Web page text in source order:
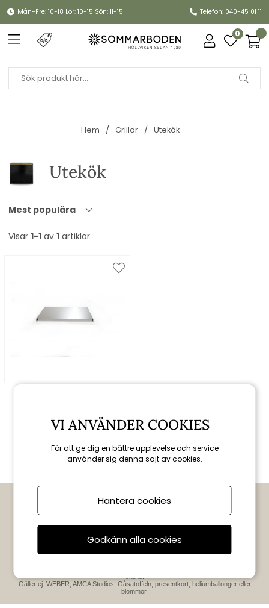
Mån-Fre: 10-18 Lör: 10-15 Sön: 11-15 Telefon: 040-45 01 11
0
Hem Grillar Utekök
Utekök
Mest populära
Visar 1-1 av 1 artiklar
stål
1597 kr
PRENUMERERA OCH FÅ 10 % RABATT
Tips, exklusiva erbjudanden och nyheter direkt i din inkorg.
Gäller endast nya prenumeranter.
Gäller ej: WEBER, AMCA Studios, Gåsatoffeln, presentkort, heliumballonger eller
blommor.
VI ANVÄNDER COOKIES
För att ge dig en bättre upplevelse och service
använder sig denna sajt av cookies.
Hantera cookies
Godkänn alla cookies